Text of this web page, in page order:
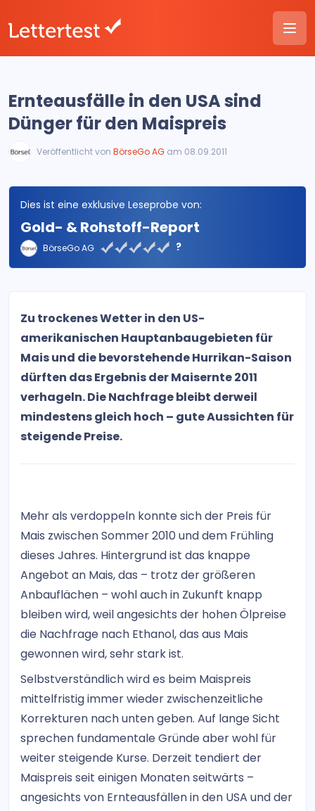
Ernteausfälle in den USA sind
Dünger für den Maispreis
Veröffentlicht von BörseGo AG am 08.09.2011
Dies ist eine exklusive Leseprobe von:
Gold- & Rohstoff-Report
BörseGo AG ?
Zu trockenes Wetter in den US-
amerikanischen Hauptanbaugebieten für
Mais und die bevorstehende Hurrikan-Saison
dürften das Ergebnis der Maisernte 2011
verhageln. Die Nachfrage bleibt derweil
mindestens gleich hoch – gute Aussichten für
steigende Preise.
Mehr als verdoppeln konnte sich der Preis für
Mais zwischen Sommer 2010 und dem Frühling
dieses Jahres. Hintergrund ist das knappe
Angebot an Mais, das – trotz der größeren
Anbauflächen – wohl auch in Zukunft knapp
bleiben wird, weil angesichts der hohen Ölpreise
die Nachfrage nach Ethanol, das aus Mais
gewonnen wird, sehr stark ist.
Selbstverständlich wird es beim Maispreis
mittelfristig immer wieder zwischenzeitliche
Korrekturen nach unten geben. Auf lange Sicht
sprechen fundamentale Gründe aber wohl für
weiter steigende Kurse. Derzeit tendiert der
Maispreis seit einigen Monaten seitwärts –
angesichts von Ernteausfällen in den USA und der